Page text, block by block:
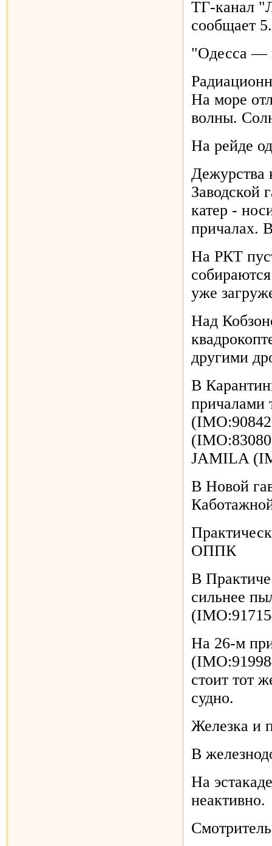
ТГ-канал
сообщает
"Одесса —
На море
волны.
На рейде
Дежурства
Заводской
катер -
причалах.
На РКТ
уже
Над
другими
В
причалами
JAMILA
В Новой
ОППК
В
сильнее
На 26-м
стоит тот
судно.
Железка и
В
На
неактивно.